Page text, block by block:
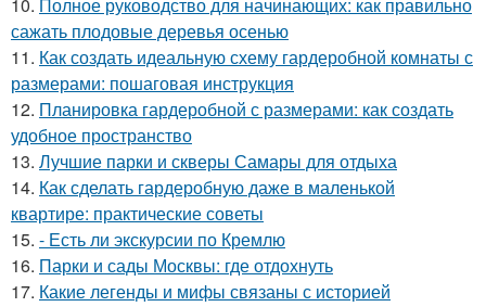
10. Полное руководство для начинающих: как правильно
сажать плодовые деревья осенью
11. Как создать идеальную схему гардеробной комнаты с
размерами: пошаговая инструкция
12. Планировка гардеробной с размерами: как создать
удобное пространство
13. Лучшие парки и скверы Самары для отдыха
14. Как сделать гардеробную даже в маленькой
квартире: практические советы
15. - Есть ли экскурсии по Кремлю
16. Парки и сады Москвы: где отдохнуть
17. Какие легенды и мифы связаны с историей